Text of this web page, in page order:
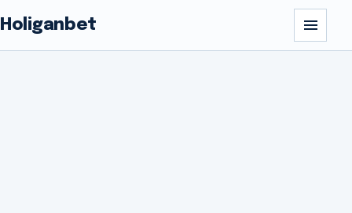
Holiganbet